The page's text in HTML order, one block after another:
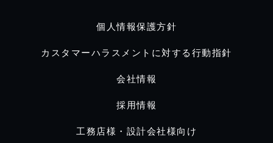
個人情報保護方針
カスタマーハラスメントに対する行動指針
会社情報
採用情報
工務店様・設計会社様向け